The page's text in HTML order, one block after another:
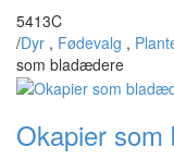
5413C
/Dyr , Fødevalg ,
som bladædere
Okapier